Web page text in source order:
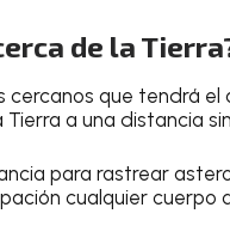
de la
que tendrá el
Tierra a una distancia
para rastrear
cualquier cuerpo